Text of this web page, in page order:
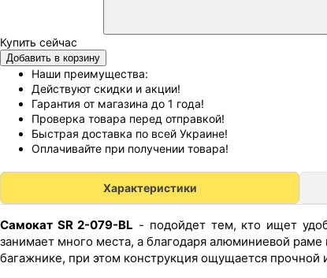
Добавить в корзину
Наши преимущества:
Действуют скидки и акции!
Гарантия от магазина до 1 года!
Проверка товара перед отправкой!
Быстрая доставка по всей Украине!
Оплачивайте при получении товара!
Характеристики
Самокат SR 2-079-BL - подойдет тем, кто ищет
занимает много места, а благодаря алюминиевой раме
багажнике, при этом конструкция ощущается прочной